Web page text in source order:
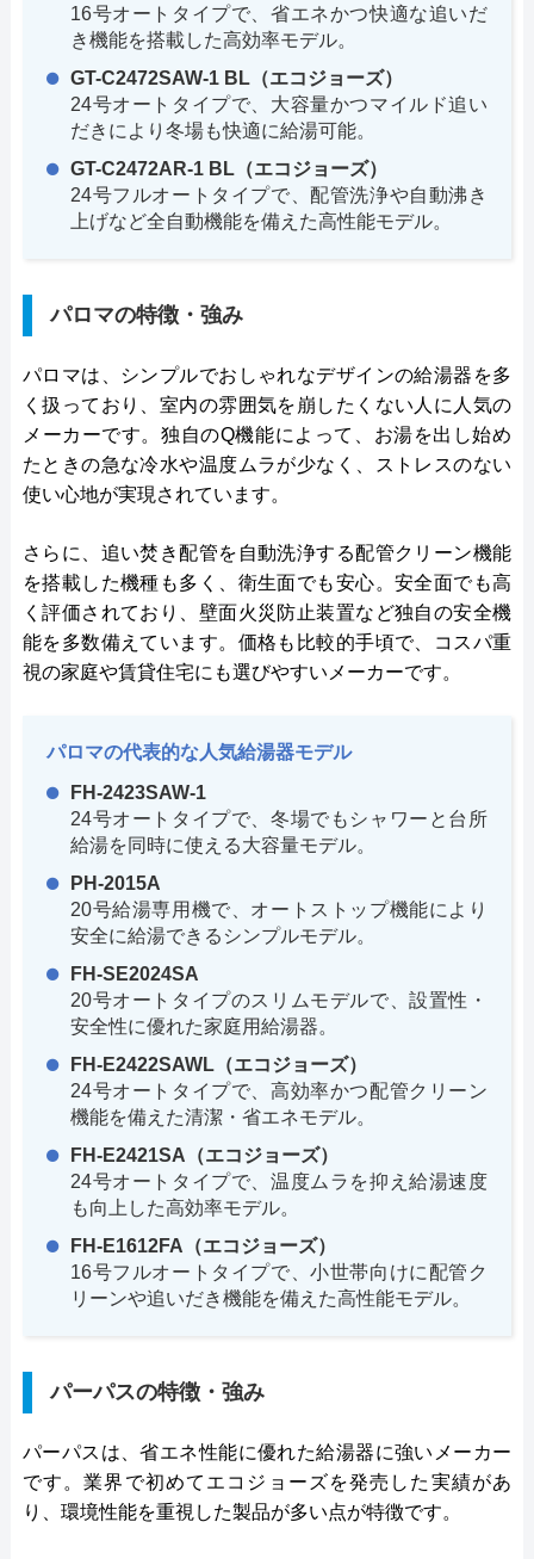
16号オートタイプで、省エネかつ快適な追いだ
き機能を搭載した高効率モデル。
GT-C2472SAW-1 BL（エコジョーズ）
24号オートタイプで、大容量かつマイルド追い
だきにより冬場も快適に給湯可能。
GT-C2472AR-1 BL（エコジョーズ）
24号フルオートタイプで、配管洗浄や自動沸き
上げなど全自動機能を備えた高性能モデル。
パロマの特徴・強み
パロマは、シンプルでおしゃれなデザインの給湯器を多
く扱っており、室内の雰囲気を崩したくない人に人気の
メーカーです。独自のQ機能によって、お湯を出し始め
たときの急な冷水や温度ムラが少なく、ストレスのない
使い心地が実現されています。
さらに、追い焚き配管を自動洗浄する配管クリーン機能
を搭載した機種も多く、衛生面でも安心。安全面でも高
く評価されており、壁面火災防止装置など独自の安全機
能を多数備えています。価格も比較的手頃で、コスパ重
視の家庭や賃貸住宅にも選びやすいメーカーです。
パロマの代表的な人気給湯器モデル
FH-2423SAW-1
24号オートタイプで、冬場でもシャワーと台所
給湯を同時に使える大容量モデル。
PH-2015A
20号給湯専用機で、オートストップ機能により
安全に給湯できるシンプルモデル。
FH-SE2024SA
20号オートタイプのスリムモデルで、設置性・
安全性に優れた家庭用給湯器。
FH-E2422SAWL（エコジョーズ）
24号オートタイプで、高効率かつ配管クリーン
機能を備えた清潔・省エネモデル。
FH-E2421SA（エコジョーズ）
24号オートタイプで、温度ムラを抑え給湯速度
も向上した高効率モデル。
FH-E1612FA（エコジョーズ）
16号フルオートタイプで、小世帯向けに配管ク
リーンや追いだき機能を備えた高性能モデル。
パーパスの特徴・強み
パーパスは、省エネ性能に優れた給湯器に強いメーカー
です。業界で初めてエコジョーズを発売した実績があ
り、環境性能を重視した製品が多い点が特徴です。